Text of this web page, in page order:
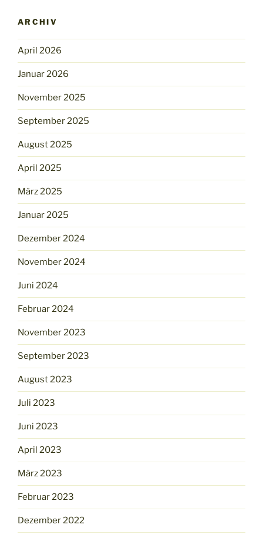
ARCHIV
April 2026
Januar 2026
November 2025
September 2025
August 2025
April 2025
März 2025
Januar 2025
Dezember 2024
November 2024
Juni 2024
Februar 2024
November 2023
September 2023
August 2023
Juli 2023
Juni 2023
April 2023
März 2023
Februar 2023
Dezember 2022